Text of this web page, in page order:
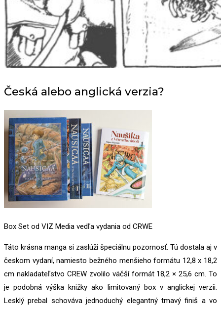
Česká alebo anglická verzia?
Box Set od VIZ Media vedľa vydania od CRWE
Táto krásna manga si zaslúži špeciálnu pozornosť. Tú dostala aj v
českom vydaní, namiesto bežného menšieho formátu 12,8 x 18,2
cm nakladateľstvo CREW zvolilo väčší formát 18,2 × 25,6 cm. To
je podobná výška knižky ako limitovaný box v anglickej verzii.
Lesklý prebal schováva jednoduchý elegantný tmavý finiš a vo